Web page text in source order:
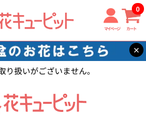
マイページ カート
0
×
り扱いがございません。